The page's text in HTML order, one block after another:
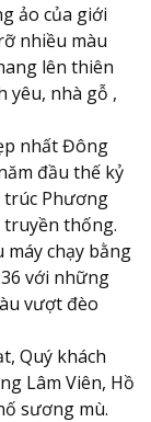
ảo của giới
nhiều màu
lên thiên
yêu, nhà gỗ ,
nhất Đông
đầu thế kỷ
Phương
truyền thống.
máy chạy bằng
với những
vượt đèo
Quý khách
Lâm Viên, Hồ
sương mù.